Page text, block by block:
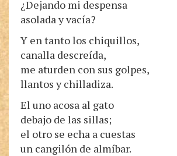
¿Dejando mi despensa
asolada y vacía?
Y en tanto los chiquillos,
canalla descreída,
me aturden con sus golpes,
llantos y chilladiza.
El uno acosa al gato
debajo de las sillas;
el otro se echa a cuestas
un cangilón de almíbar.